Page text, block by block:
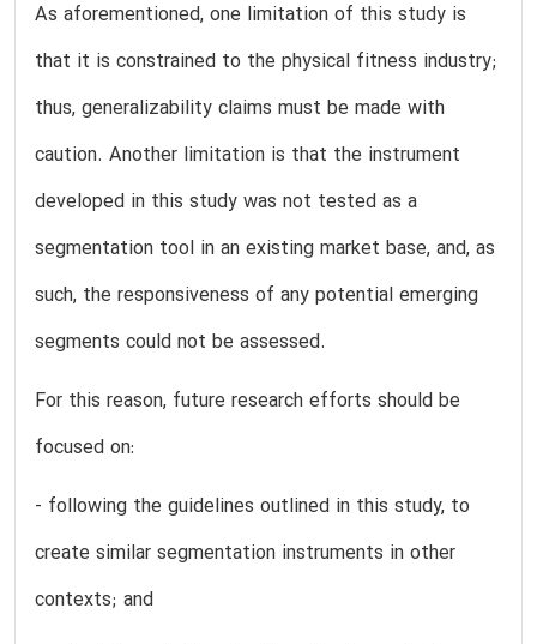
As aforementioned, one limitation of this study is
that it is constrained to the physical fitness industry;
thus, generalizability claims must be made with
caution. Another limitation is that the instrument
developed in this study was not tested as a
segmentation tool in an existing market base, and, as
such, the responsiveness of any potential emerging
segments could not be assessed.
For this reason, future research efforts should be
focused on:
- following the guidelines outlined in this study, to
create similar segmentation instruments in other
contexts; and